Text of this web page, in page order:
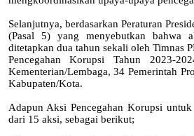
Selanjutnya, berdasarkan Peraturan
(Pasal 5) yang menyebutkan bahwa
ditetapkan dua tahun sekali oleh Timnas
Pencegahan Korupsi Tahun 2023-
Kementerian/Lembaga, 34 Pemerintah
Kabupaten/Kota.
Adapun Aksi Pencegahan Korupsi
dari 15 aksi, sebagai berikut;